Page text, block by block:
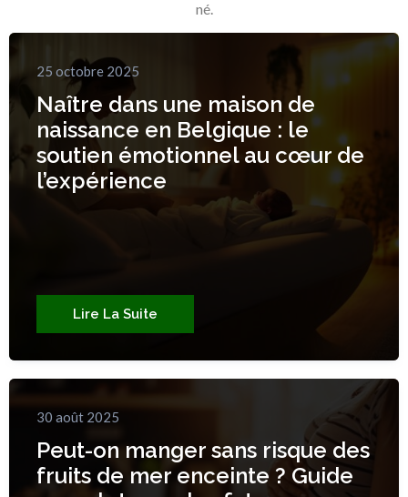
né.
25 octobre 2025
Naître dans une maison de
naissance en Belgique : le
soutien émotionnel au cœur de
l’expérience
Lire La Suite
30 août 2025
Peut-on manger sans risque des
fruits de mer enceinte ? Guide